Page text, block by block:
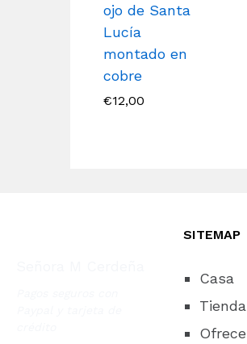
ojo de Santa
Lucía
montado en
cobre
€12,00
SITEMAP
Casa
Tienda
Ofrece